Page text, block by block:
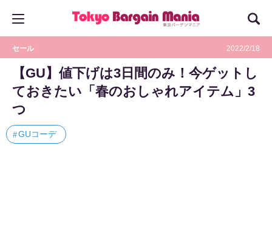
セール 2022/2/18
【GU】値下げは3日間のみ！今ゲットし
ておきたい「春のおしゃれアイテム」3
つ
GUコーデ